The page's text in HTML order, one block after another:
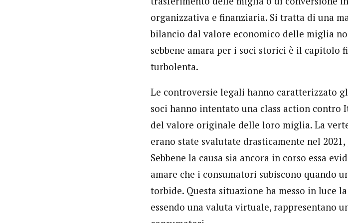
organizzativa e finanziaria. Si tratta di una
bilancio dal valore economico delle miglia
sebbene amara per i soci storici è il capitolo
turbolenta.
Le controversie legali hanno caratterizzato
soci hanno intentato una class action
del valore originale delle loro miglia. La
erano state svalutate drasticamente nel
Sebbene la causa sia ancora in corso essa
amare che i consumatori subiscono quando
torbide. Questa situazione ha messo in luce
essendo una valuta virtuale, rappresentano